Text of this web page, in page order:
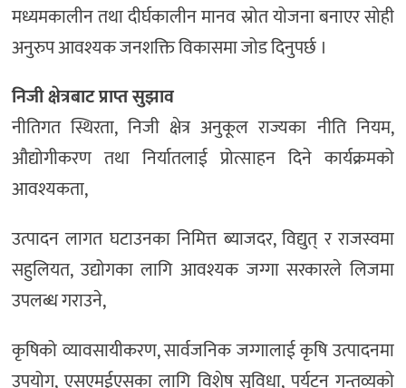
मध्यमकालीन तथा दीर्घकालीन मानव स्रोत योजना बनाएर सोही
अनुरुप आवश्यक जनशक्ति विकासमा जोड दिनुपर्छ ।
निजी क्षेत्रबाट प्राप्त सुझाव
नीतिगत स्थिरता, निजी क्षेत्र अनुकूल राज्यका नीति नियम,
औद्योगीकरण तथा निर्यातलाई प्रोत्साहन दिने कार्यक्रमको
आवश्यकता,
उत्पादन लागत घटाउनका निमित्त ब्याजदर, विद्युत् र राजस्वमा
सहुलियत, उद्योगका लागि आवश्यक जग्गा सरकारले लिजमा
उपलब्ध गराउने,
कृषिको व्यावसायीकरण, सार्वजनिक जग्गालाई कृषि उत्पादनमा
उपयोग, एसएमईएसका लागि विशेष सुविधा, पर्यटन गन्तव्यको